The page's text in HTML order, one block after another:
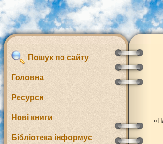
Пошук по сайту
Головна
Ресурси
Нові книги
Бібліотека інформує